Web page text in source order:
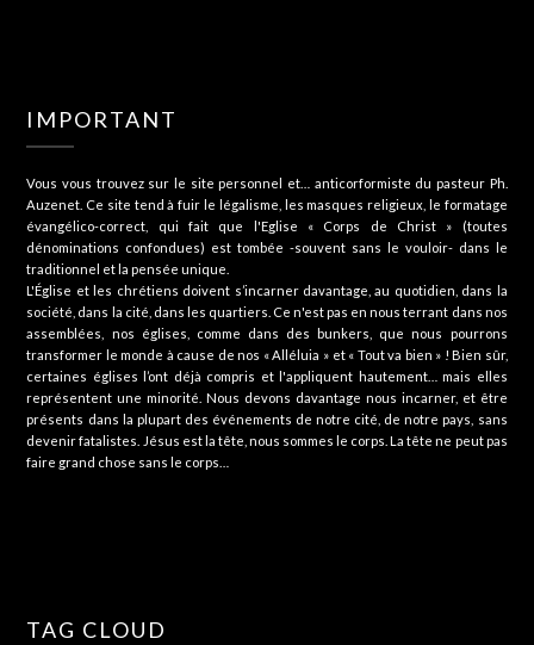
IMPORTANT
Vous vous trouvez sur le site personnel et… anticorformiste du pasteur Ph.
Auzenet. Ce site tend à fuir le légalisme, les masques religieux, le formatage
évangélico-correct, qui fait que l'Eglise « Corps de Christ » (toutes
dénominations confondues) est tombée -souvent sans le vouloir- dans le
traditionnel et la pensée unique.
L'Église et les chrétiens doivent s’incarner davantage, au quotidien, dans la
société, dans la cité, dans les quartiers. Ce n'est pas en nous terrant dans nos
assemblées, nos églises, comme dans des bunkers, que nous pourrons
transformer le monde à cause de nos « Alléluia » et « Tout va bien » ! Bien sûr,
certaines églises l’ont déjà compris et l'appliquent hautement… mais elles
représentent une minorité. Nous devons davantage nous incarner, et être
présents dans la plupart des événements de notre cité, de notre pays, sans
devenir fatalistes. Jésus est la tête, nous sommes le corps. La tête ne peut pas
faire grand chose sans le corps…
TAG CLOUD